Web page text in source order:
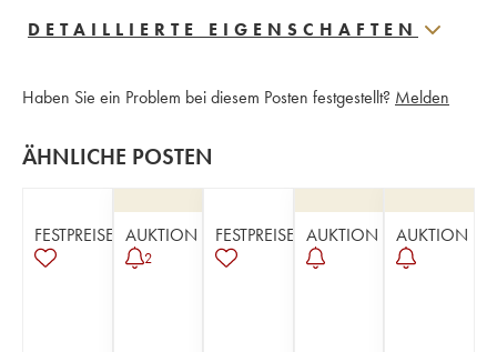
DETAILLIERTE EIGENSCHAFTEN
Haben Sie ein Problem bei diesem Posten festgestellt? Melden
ÄHNLICHE POSTEN
FESTPREISE AUKTION
2
FESTPREISE AUKTION AUKTION